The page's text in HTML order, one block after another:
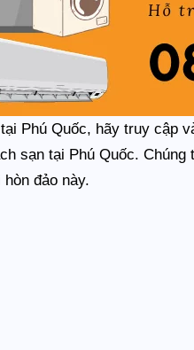
Phú Quốc, hãy truy cập
sạn tại Phú Quốc. Chúng
đảo này.